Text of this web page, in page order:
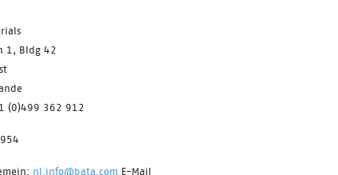
längerer Tragedauer sehr angenehm
Sekundenschnelle ein sicherer und
Anpassung an sich ändernde
1, Bldg 42
(0)499 362 912
nl.info@bata.com E-Mail